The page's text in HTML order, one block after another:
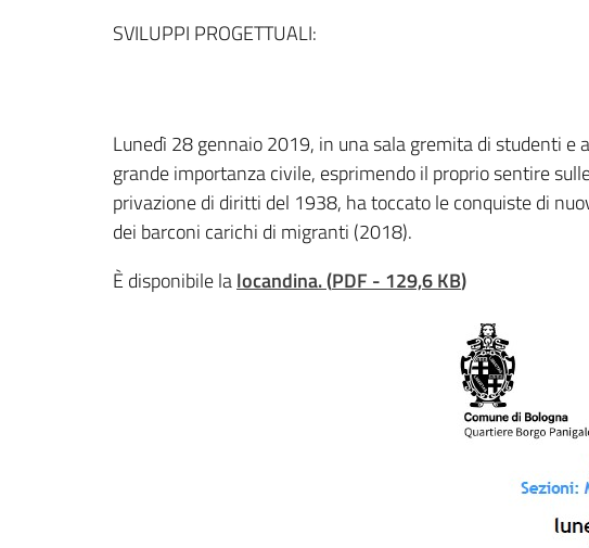
SVILUPPI PROGETTUALI:
Lunedì 28 gennaio 2019, in una sala gremita di studenti
grande importanza civile, esprimendo il proprio sentire
privazione di diritti del 1938, ha toccato le conquiste di
dei barconi carichi di migranti (2018).
È disponibile lalocandina.(PDF - 129,6 KB)